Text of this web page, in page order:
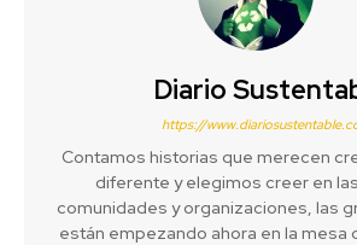
Diario
https://
Contamos historias que merecen
diferente y elegimos creer en
comunidades y organizaciones, las
están empezando ahora en la mesa